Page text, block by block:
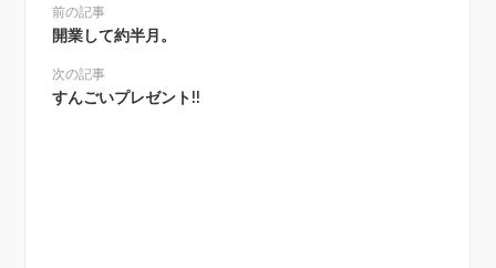
前の記事
開業して約半月。
次の記事
すんごいプレゼント!!